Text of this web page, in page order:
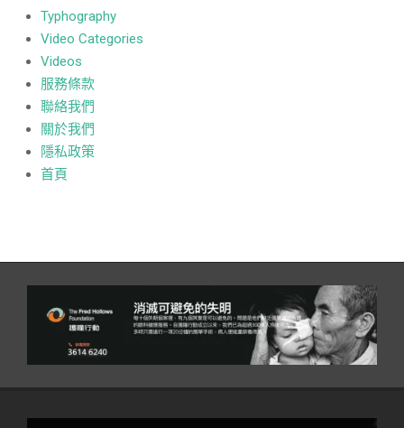
Typhography
Video Categories
Videos
服務條款
聯絡我們
關於我們
隱私政策
首頁